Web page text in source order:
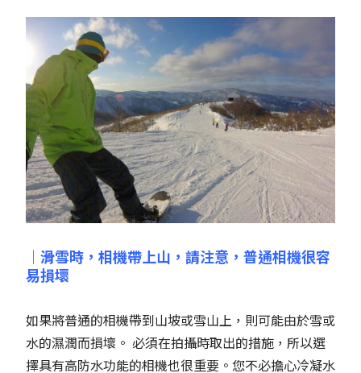
｜滑雪時，相機帶上山，請注意，普通相機很容
易損壞
如果將普通的相機帶到山坡或雪山上，則可能由於雪或
水的濕潤而損壞。 必須在拍攝時取出的措施，所以選
擇具有高防水功能的相機也很重要。您不必擔心冷凝水